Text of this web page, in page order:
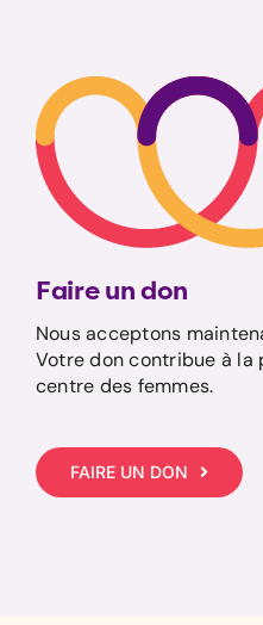
Faire un don
Nous acceptons
Votre don contribue à la
centre des femmes.
FAIRE UN DON